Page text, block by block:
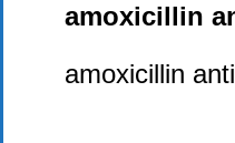
amoxicillin
amoxicillin